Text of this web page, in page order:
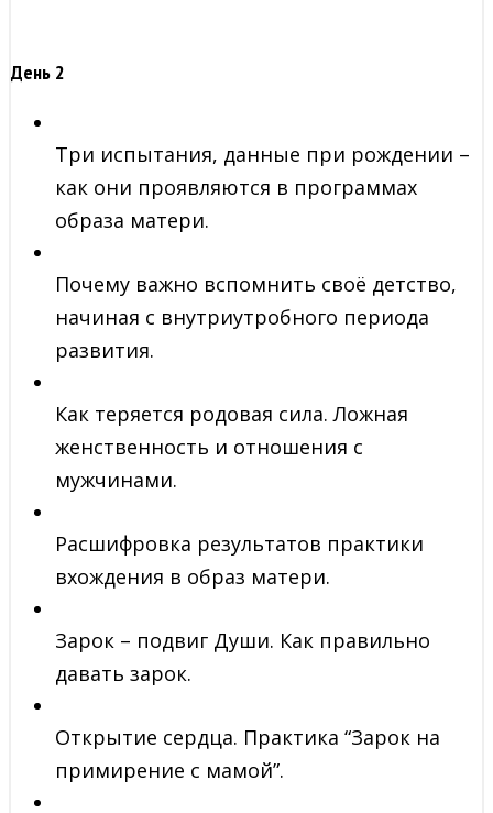
День 2
Три испытания, данные при рождении –
как они проявляются в программах
образа матери.
Почему важно вспомнить своё детство,
начиная с внутриутробного периода
развития.
Как теряется родовая сила. Ложная
женственность и отношения с
мужчинами.
Расшифровка результатов практики
вхождения в образ матери.
Зарок – подвиг Души. Как правильно
давать зарок.
Открытие сердца. Практика “Зарок на
примирение с мамой”.